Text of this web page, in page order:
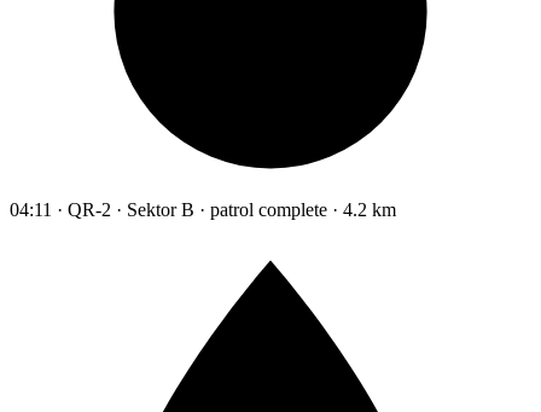
04:11 · QR-2 · Sektor B · patrol complete · 4.2 km